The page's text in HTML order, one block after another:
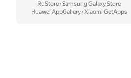
RuStore· Samsung Galaxy Store
Huawei AppGallery· Xiaomi GetApps